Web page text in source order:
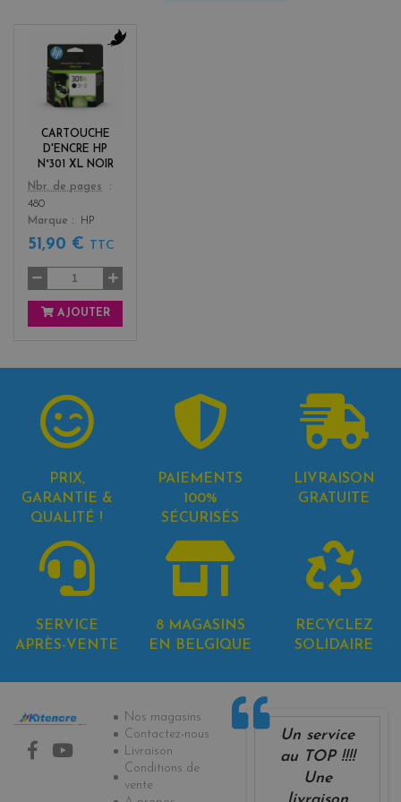
CARTOUCHE
D'ENCRE HP
N°301 XL NOIR
Color
k
Nbr. de pages
480
Marque
HP
51,90 € TTC
AJOUTER
PRIX,
GARANTIE &
QUALITÉ !
PAIEMENTS
100%
SÉCURISÉS
LIVRAISON
GRATUITE
SERVICE
APRÈS-VENTE
8 MAGASINS
EN BELGIQUE
RECYCLEZ
SOLIDAIRE
Informations
Nos magasins
Contactez-nous
Livraison
Conditions de
vente
Un service
au TOP !!!!
Une